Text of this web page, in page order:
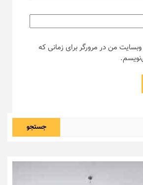
وبسایت من در مرورگر برای زمانی که